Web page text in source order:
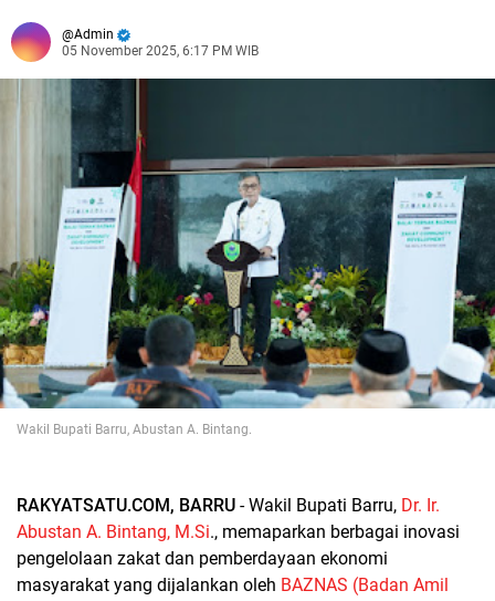
Admin
05 November 2025, 6:17 PM WIB
Wakil Bupati Barru, Abustan A. Bintang.
RAKYATSATU.COM, BARRU - Wakil Bupati Barru, Dr. Ir.
Abustan A. Bintang, M.Si., memaparkan berbagai inovasi
pengelolaan zakat dan pemberdayaan ekonomi
masyarakat yang dijalankan oleh BAZNAS (Badan Amil